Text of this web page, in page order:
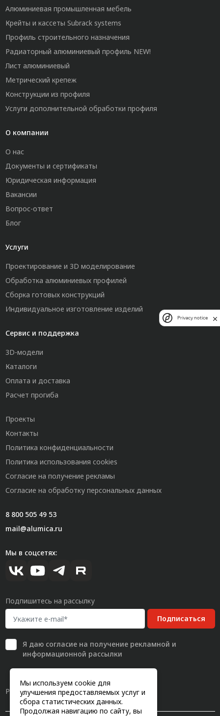
Мы используем cookie для
улучшения предоставляемых услуг и
сбора статистических данных.
Продолжая навигацию по сайту, вы
Алюминиевая промышленная мебель
Крейты и кассеты Subrack systems
Профиль строительного назначения
Радиаторный алюминиевый профиль NEW!
Лист алюминиевый
Метрический крепеж
Конструкции из профиля
Услуги дополнительной обработки профиля
О компании
О нас
Документы и сертификаты
Юридическая информация
Вакансии
Вопрос-ответ
Блог
Услуги
Проектирование и 3D моделирование
Обработка алюминиевых профилей
Сборка готовых конструкций
Индивидуальное изготовление изделий
Сервис и поддержка
3D-модели
Каталоги
Оплата и доставка
Расчет прогиба
Проекты
Контакты
Политика конфиденциальности
Политика использования cookies
Согласие на получение рекламы
Согласие на обработку персональных данных
8 800 505 49 53
mail@alumica.ru
Мы в соцсетях:
Подпишитесь на рассылку
Подписаться
Я даю согласиена получение рекламной и
информационной рассылки
Разработка сайта
Privacy notice